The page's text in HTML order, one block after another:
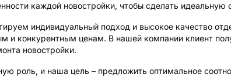
каждой новостройки, чтобы сделать идеальную
индивидуальный подход и высокое качество
и конкурентным ценам. В нашей компании клиент
новостройки.
роль, и наша цель – предложить оптимальное